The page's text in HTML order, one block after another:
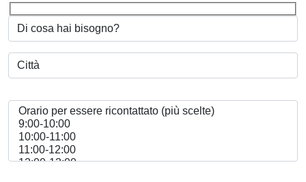
CITTÀ
ORARIO
PER
ESSERE
RICONTATTATI
*